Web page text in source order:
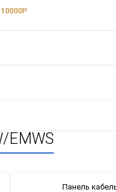
EMWS
Панель